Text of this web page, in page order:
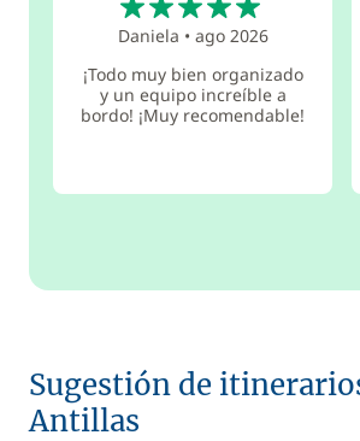
Daniela • ago 2026
¡Todo muy bien organizado
y un equipo increíble a
bordo! ¡Muy recomendable!
Sugestión de
Antillas